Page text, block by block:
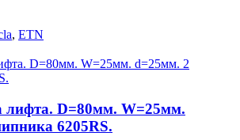
, ETN
D=80мм. W=25мм.
6205RS.